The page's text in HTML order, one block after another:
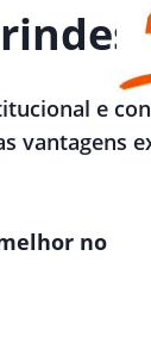
e
vantagens
no